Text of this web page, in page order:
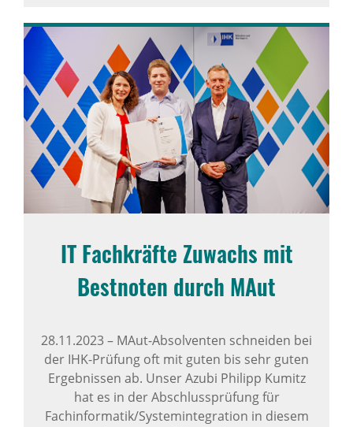
IT Fach­kräfte Zuwachs mit
Best­noten durch MAut
28.11.2023– MAut-Absolventen schneiden bei
der IHK-Prüfung oft mit guten bis sehr guten
Ergebnissen ab. Unser Azubi Philipp Kumitz
hat es in der Abschlussprüfung für
Fachinformatik/Systemintegration in diesem